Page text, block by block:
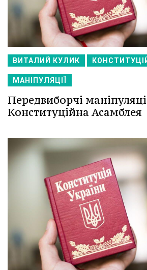
ВИТАЛИЙ КУЛИК
МАНІПУЛЯЦІЇ
Передвиборчі
Конституційна Асамблея